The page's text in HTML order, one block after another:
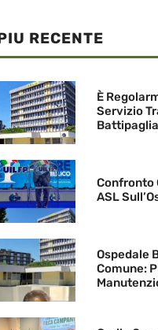
RECENTE
È
Servizio
Battipaglia
Confronto
ASL
Ospedale
Comune: